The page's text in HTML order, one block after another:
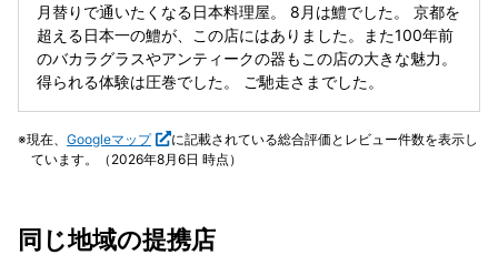
月替りで通いたくなる日本料理屋。 8月は鱧でした。 京都を
超える日本一の鱧が、この店にはありました。また100年前
のバカラグラスやアンティークの器もこの店の大きな魅力。
得られる体験は圧巻でした。 ご馳走さまでした。
現在、 Googleマップ
に記載されている総合評価とレビュー件数を表示し
ています。（2026年8月6日 時点）
同じ地域の提携店